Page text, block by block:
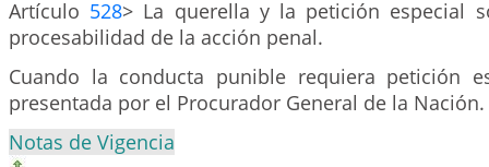
Artículo 528> La querella y la petición especial
procesabilidad de la acción penal.
Cuando la conducta punible requiera petición
presentada por el Procurador General de la Nación.
Notas de Vigencia